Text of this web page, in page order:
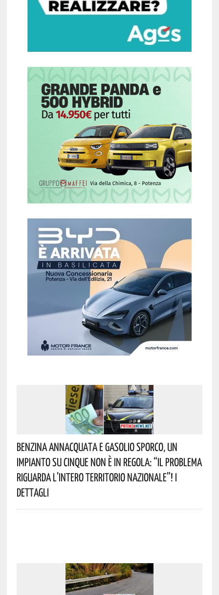
Benzina Annacquata E Gasolio Sporco, Un
Impianto Su Cinque Non È In Regola: “il Problema
Riguarda L’intero Territorio Nazionale”! I
Dettagli